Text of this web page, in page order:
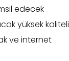
edecek
yüksek kaliteli
ve internet